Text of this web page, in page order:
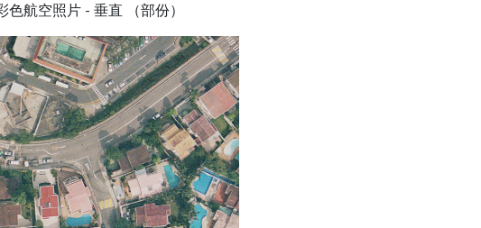
色航空照片 - 垂直 （部份）